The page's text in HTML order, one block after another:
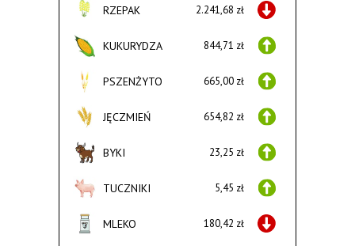
RZEPAK 2.241,68 zł
KUKURYDZA 844,71 zł
PSZENŻYTO 665,00 zł
JĘCZMIEŃ 654,82 zł
BYKI 23,25 zł
TUCZNIKI 5,45 zł
MLEKO 180,42 zł